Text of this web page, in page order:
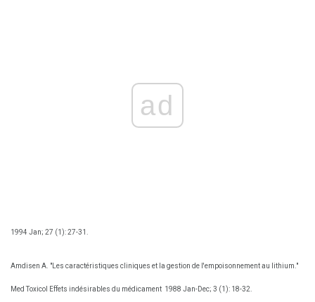
ad
1994 Jan; 27 (1): 27-31.
Amdisen A. "Les caractéristiques cliniques et la gestion de l'empoisonnement au lithium."
Med Toxicol Effets indésirables du médicament 1988 Jan-Dec; 3 (1): 18-32.